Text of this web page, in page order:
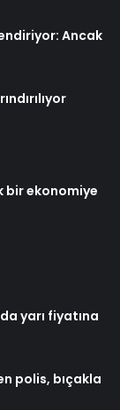
Ancak
bir ekonomiye
yarı fiyatına
polis, bıçakla